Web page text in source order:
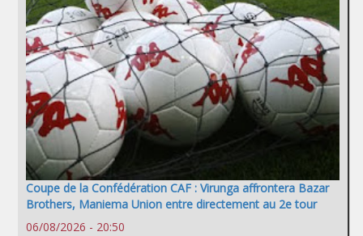
Coupe de la Confédération CAF : Virunga affrontera Bazar
Brothers, Maniema Union entre directement au 2e tour
06/08/2026 - 20:50